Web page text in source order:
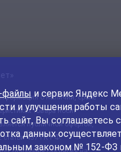
о наличии, сроке
товара носит
публичной офертой,
статьи 437 ГК РФ.
файлы и сервис Яндекс
и улучшения работы
сайт, Вы соглашаетесь
данных
законом № 152-ФЗ